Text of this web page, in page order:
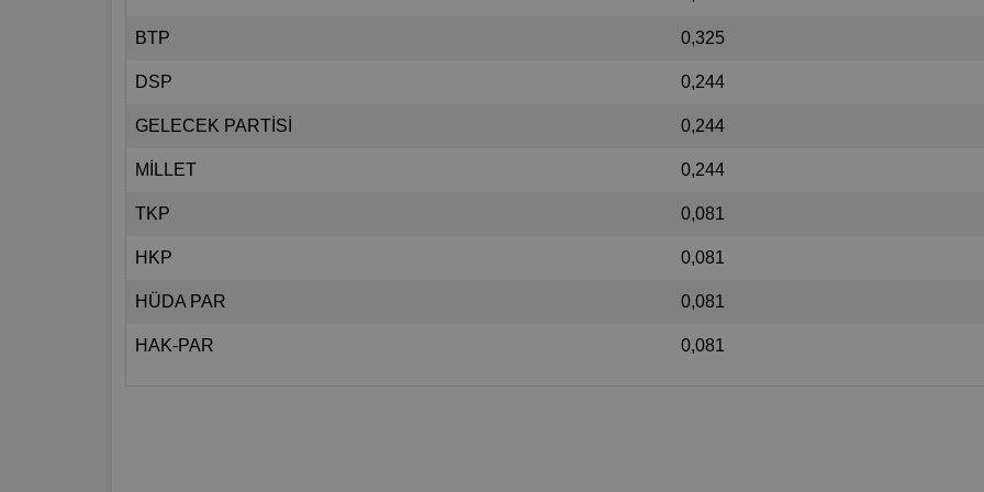
BTP 0,325
DSP 0,244
GELECEK PARTİSİ 0,244
MİLLET 0,244
TKP 0,081
HKP 0,081
HÜDA PAR 0,081
HAK-PAR 0,081